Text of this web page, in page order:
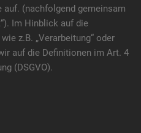
(nachfolgend gemeinsam
Im Hinblick auf die
z.B. „Verarbeitung“ oder
auf die Definitionen im Art. 4
(DSGVO).